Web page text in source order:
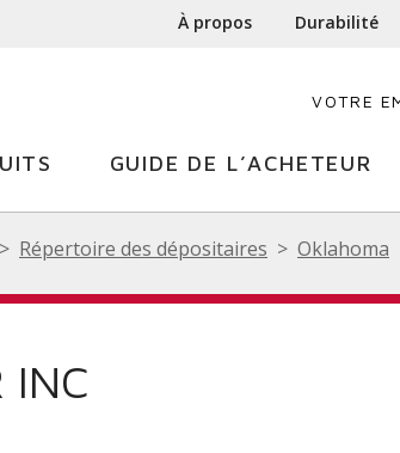
À propos Durabilité
VOTRE
GUIDE DE L’ACHETEUR
Répertoire des dépositaires Oklahoma
INC